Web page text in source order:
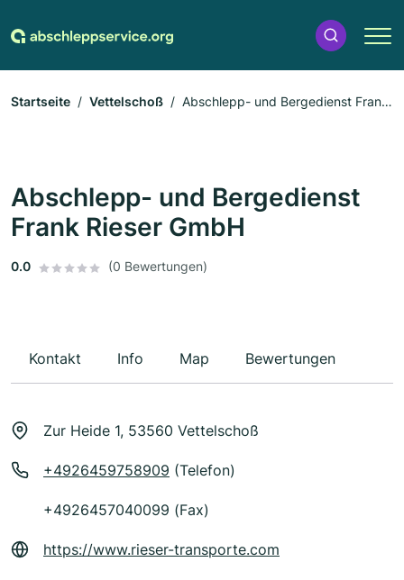
Startseite Vettelschoß
Abschlepp- und Bergedienst Frank
Abschlepp- und Bergedienst
Frank Rieser GmbH
0.0 (0 Bewertungen)
Kontakt Info Map Bewertungen
Zur Heide 1, 53560 Vettelschoß
+4926459758909 (Telefon)
+4926457040099 (Fax)
https://www.rieser-transporte.com